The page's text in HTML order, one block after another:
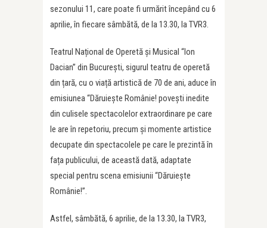
sezonului 11, care poate fi urmărit începând cu 6
aprilie, în fiecare sâmbătă, de la 13.30, la TVR3.
Teatrul Național de Operetă și Musical “Ion
Dacian” din București, sigurul teatru de operetă
din țară, cu o viață artistică de 70 de ani, aduce în
emisiunea “Dăruiește Românie! povești inedite
din culisele spectacolelor extraordinare pe care
le are în repetoriu, precum și momente artistice
decupate din spectacolele pe care le prezintă în
fața publicului, de această dată, adaptate
special pentru scena emisiunii “Dăruiește
Românie!”.
Astfel, sâmbătă, 6 aprilie, de la 13.30, la TVR3,